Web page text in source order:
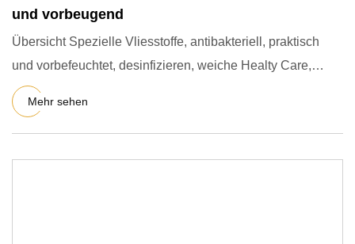
und vorbeugend
Übersicht Spezielle Vliesstoffe, antibakteriell, praktisch
und vorbefeuchtet, desinfizieren, weiche Healty Care,
medizin
Mehr sehen